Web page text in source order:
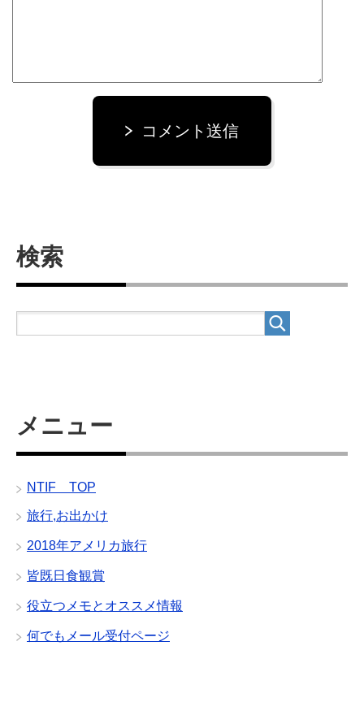
コメント送信
検索
メニュー
NTIF TOP
旅行,お出かけ
2018年アメリカ旅行
皆既日食観賞
役立つメモとオススメ情報
何でもメール受付ページ